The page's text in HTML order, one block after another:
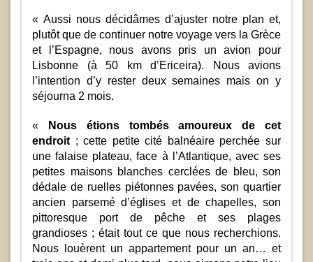
« Aussi nous décidâmes d’ajuster notre plan et,
plutôt que de continuer notre voyage vers la Grèce
et l’Espagne, nous avons pris un avion pour
Lisbonne (à 50 km d’Ericeira). Nous avions
l’intention d’y rester deux semaines mais on y
séjourna 2 mois.
«
Nous étions tombés amoureux de cet
endroit ; cette petite cité balnéaire perchée sur
une falaise plateau, face à l’Atlantique, avec ses
petites maisons blanches cerclées de bleu, son
dédale de ruelles piétonnes pavées, son quartier
ancien parsemé d’églises et de chapelles, son
pittoresque port de pêche et ses plages
grandioses ; était tout ce que nous recherchions.
Nous louèrent un appartement pour un an… et